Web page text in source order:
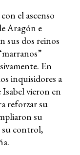
el ascenso
Aragón e
sus dos reinos
En
inquisidores a
vieron en
reforzar su
su
su control,